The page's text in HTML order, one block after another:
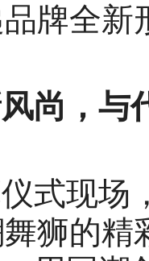
牌全新
尚，与
式现场
狮的精